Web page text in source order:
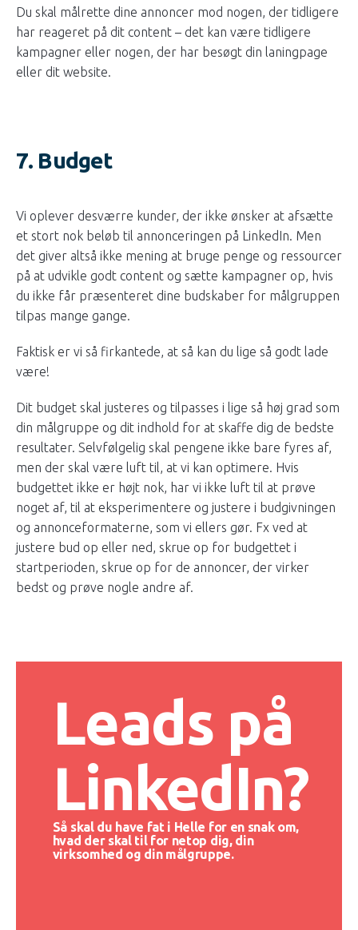
Du skal målrette dine annoncer mod nogen, der tidligere
har reageret på dit content – det kan være tidligere
kampagner eller nogen, der har besøgt din laningpage
eller dit website.
7. Budget
Vi oplever desværre kunder, der ikke ønsker at afsætte
et stort nok beløb til annonceringen på LinkedIn. Men
det giver altså ikke mening at bruge penge og ressourcer
på at udvikle godt content og sætte kampagner op, hvis
du ikke får præsenteret dine budskaber for målgruppen
tilpas mange gange.
Faktisk er vi så firkantede, at så kan du lige så godt lade
være!
Dit budget skal justeres og tilpasses i lige så høj grad som
din målgruppe og dit indhold for at skaffe dig de bedste
resultater. Selvfølgelig skal pengene ikke bare fyres af,
men der skal være luft til, at vi kan optimere. Hvis
budgettet ikke er højt nok, har vi ikke luft til at prøve
noget af, til at eksperimentere og justere i budgivningen
og annonceformaterne, som vi ellers gør. Fx ved at
justere bud op eller ned, skrue op for budgettet i
startperioden, skrue op for de annoncer, der virker
bedst og prøve nogle andre af.
Leads på
LinkedIn?
Så skal du have fat i Helle for en snak om,
hvad der skal til for netop dig, din
virksomhed og din målgruppe.